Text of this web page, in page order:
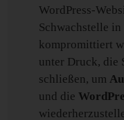
WordPress-
Schwachstelle
kompromittiert
unter Druck, die
schließen, um
und die